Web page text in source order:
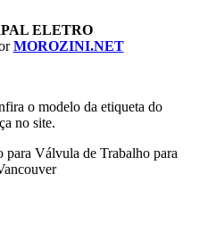
ELETRO
MOROZINI.NET
o modelo da etiqueta do
no site.
para Válvula de Trabalho para